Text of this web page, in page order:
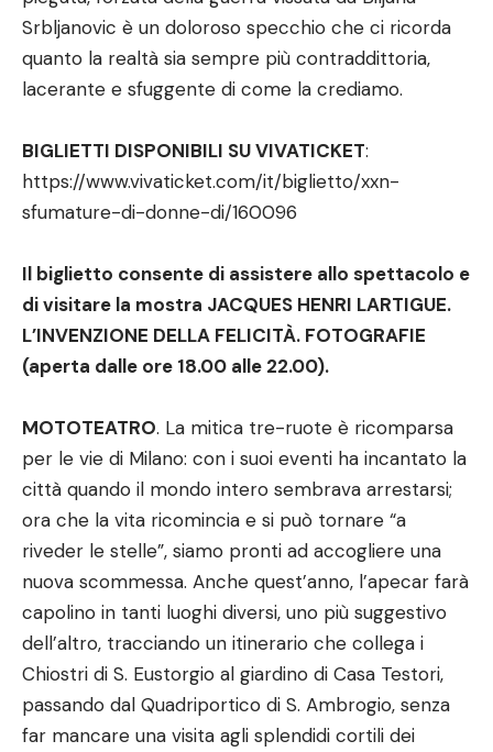
Srbljanovic è un doloroso specchio che ci ricorda
quanto la realtà sia sempre più contraddittoria,
lacerante e sfuggente di come la crediamo.
BIGLIETTI DISPONIBILI SU VIVATICKET:
https://www.vivaticket.com/it/biglietto/xxn-
sfumature-di-donne-di/160096
Il biglietto consente di assistere allo spettacolo e
di visitare la mostra JACQUES HENRI LARTIGUE.
L’INVENZIONE DELLA FELICITÀ. FOTOGRAFIE
(aperta dalle ore 18.00 alle 22.00).
MOTOTEATRO. La mitica tre-ruote è ricomparsa
per le vie di Milano: con i suoi eventi ha incantato la
città quando il mondo intero sembrava arrestarsi;
ora che la vita ricomincia e si può tornare “a
riveder le stelle”, siamo pronti ad accogliere una
nuova scommessa. Anche quest’anno, l’apecar farà
capolino in tanti luoghi diversi, uno più suggestivo
dell’altro, tracciando un itinerario che collega i
Chiostri di S. Eustorgio al giardino di Casa Testori,
passando dal Quadriportico di S. Ambrogio, senza
far mancare una visita agli splendidi cortili dei